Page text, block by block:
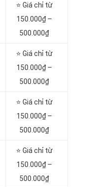
⭐ Giá chỉ từ
150.000₫ –
500.000₫
⭐ Giá chỉ từ
150.000₫ –
500.000₫
⭐ Giá chỉ từ
150.000₫ –
500.000₫
⭐ Giá chỉ từ
150.000₫ –
500.000₫